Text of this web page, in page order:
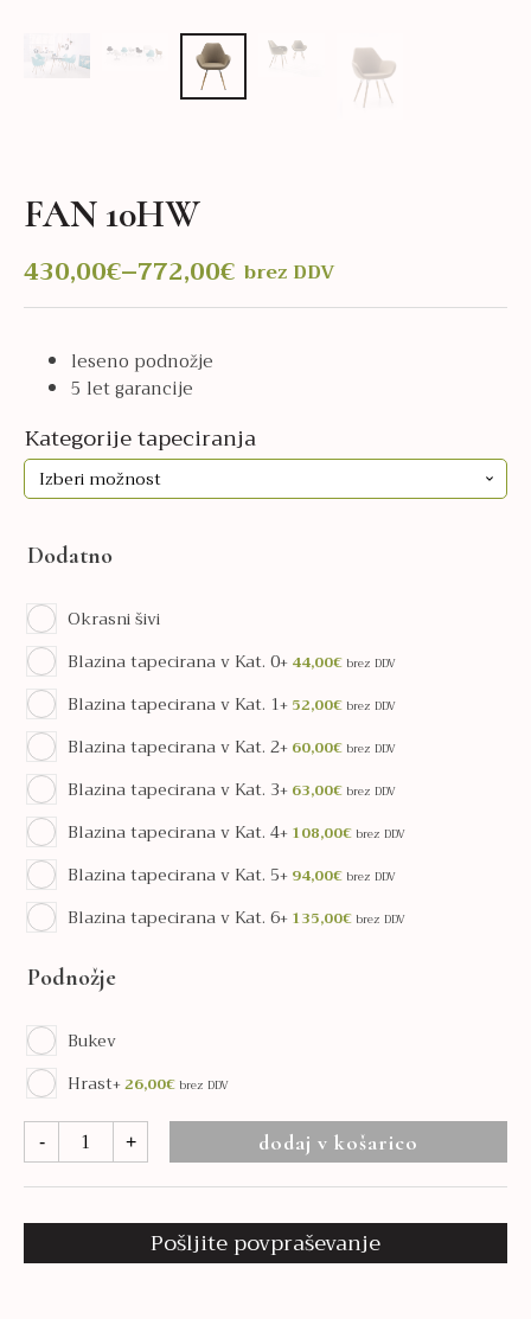
FAN 10HW
430,00€–772,00€
Cenovni
razpon:
od
430,00€
772,00€
brez DDV
leseno podnožje
5 let garancije
Kategorije tapeciranja
Dodatno
Okrasni šivi
Blazina tapecirana v Kat. 0+ 44,00€ brez DDV
Blazina tapecirana v Kat. 1+ 52,00€ brez DDV
Blazina tapecirana v Kat. 2+ 60,00€ brez DDV
Blazina tapecirana v Kat. 3+ 63,00€ brez DDV
Blazina tapecirana v Kat. 4+ 108,00€ brez DDV
Blazina tapecirana v Kat. 5+ 94,00€ brez DDV
Blazina tapecirana v Kat. 6+ 135,00€ brez DDV
Podnožje
Bukev
Hrast+26,00€ brez DDV
- Fan
10HW
količina
+ dodaj v košarico
Pošljite povpraševanje